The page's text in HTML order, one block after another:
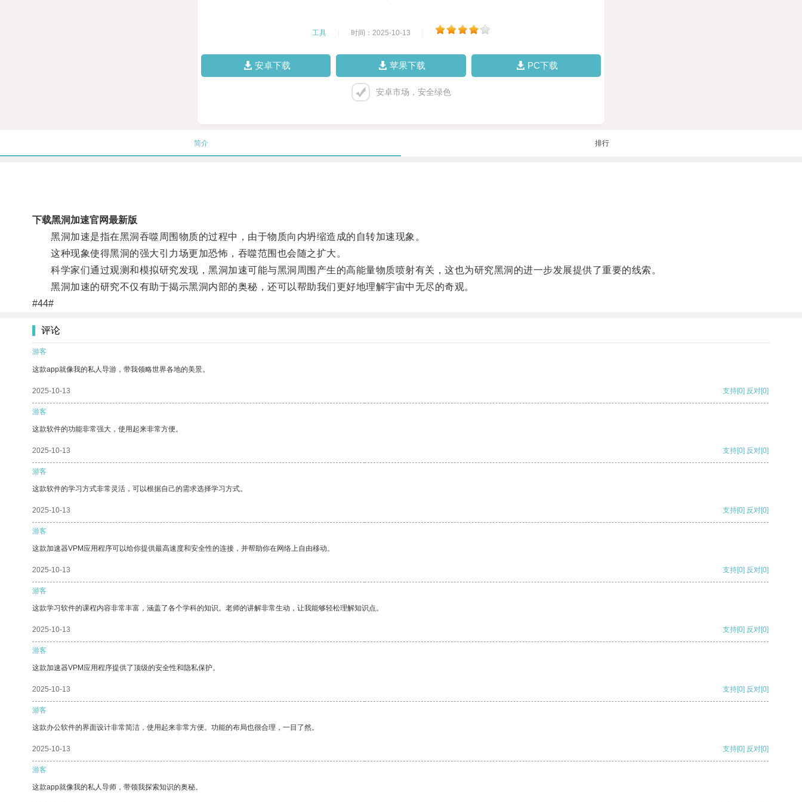
工具 时间：2025-10-13
安卓下载 苹果下载 PC下载
安卓市场，安全绿色
简介 排行
下载黑洞加速官网最新版
黑洞加速是指在黑洞吞噬周围物质的过程中，由于物质向内坍缩造成的自转加速现象。
这种现象使得黑洞的强大引力场更加恐怖，吞噬范围也会随之扩大。
科学家们通过观测和模拟研究发现，黑洞加速可能与黑洞周围产生的高能量物质喷射有关，这也为研究黑洞的进一步发展提供了重要的线索。
黑洞加速的研究不仅有助于揭示黑洞内部的奥秘，还可以帮助我们更好地理解宇宙中无尽的奇观。
#44#
评论
游客
这款app就像我的私人导游，带我领略世界各地的美景。
2025-10-13 支持[0] 反对[0]
游客
这款软件的功能非常强大，使用起来非常方便。
2025-10-13 支持[0] 反对[0]
游客
这款软件的学习方式非常灵活，可以根据自己的需求选择学习方式。
2025-10-13 支持[0] 反对[0]
游客
这款加速器VPM应用程序可以给你提供最高速度和安全性的连接，并帮助你在网络上自由移动。
2025-10-13 支持[0] 反对[0]
游客
这款学习软件的课程内容非常丰富，涵盖了各个学科的知识。老师的讲解非常生动，让我能够轻松理解知识点。
2025-10-13 支持[0] 反对[0]
游客
这款加速器VPM应用程序提供了顶级的安全性和隐私保护。
2025-10-13 支持[0] 反对[0]
游客
这款办公软件的界面设计非常简洁，使用起来非常方便。功能的布局也很合理，一目了然。
2025-10-13 支持[0] 反对[0]
游客
这款app就像我的私人导师，带领我探索知识的奥秘。